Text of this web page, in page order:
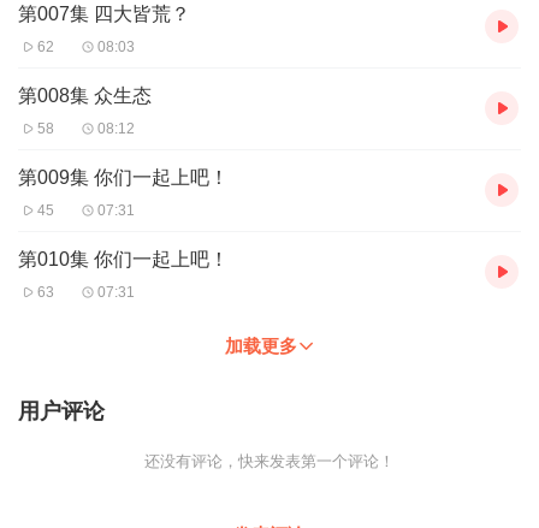
第007集 四大皆荒？
62 08:03
第008集 众生态
58 08:12
第009集 你们一起上吧！
45 07:31
第010集 你们一起上吧！
63 07:31
加载更多
用户评论
还没有评论，快来发表第一个评论！